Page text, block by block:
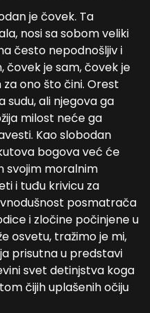
je čovek. Ta
nosi sa sobom veliki
često nepodnošljiv i
čovek je sam, čovek je
ono što čini. Orest
sudu, ali njegova ga
milost neće ga
Kao slobodan
bogova već će
svojim moralnim
i tuđu krivicu za
posmatrača
i zločine počinjene u
osvetu, tražimo je mi,
prisutna u predstavi
svet detinjstva koga
čijih uplašenih očiju